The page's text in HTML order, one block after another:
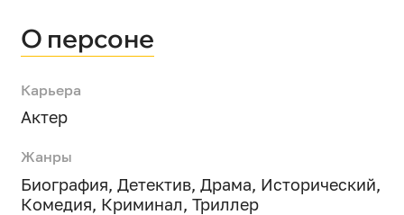
О персоне
Карьера
Актер
Жанры
Биография, Детектив, Драма, Исторический,
Комедия, Криминал, Триллер